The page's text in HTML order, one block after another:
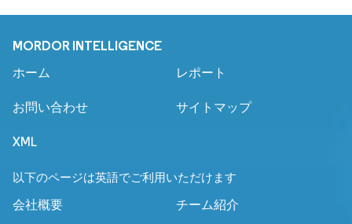
MORDOR INTELLIGENCE
ホーム レポート
お問い合わせ サイトマップ
XML
以下のページは英語でご利用いただけます
会社概要 チーム紹介